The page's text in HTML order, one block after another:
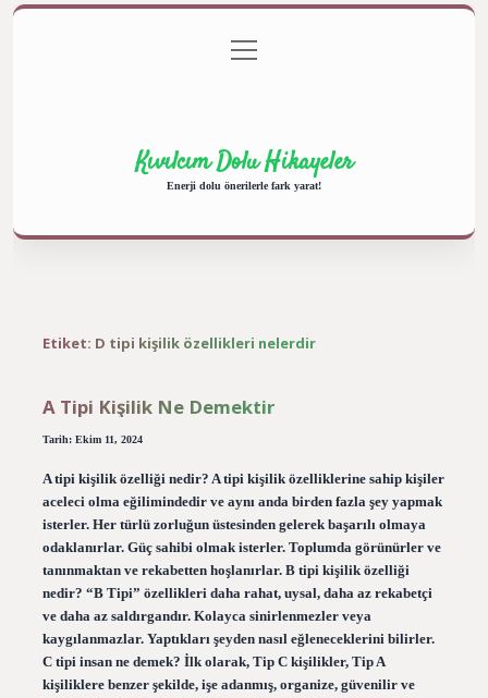
Gizlilik Politikası
menüyü
aç
Kıvılcım Dolu Hikayeler
Enerji dolu önerilerle fark yarat!
Etiket: D tipi kişilik özellikleri nelerdir
A Tipi Kişilik Ne Demektir
Tarih: Ekim 11, 2024
A tipi kişilik özelliği nedir? A tipi kişilik özelliklerine sahip kişiler
aceleci olma eğilimindedir ve aynı anda birden fazla şey yapmak
isterler. Her türlü zorluğun üstesinden gelerek başarılı olmaya
odaklanırlar. Güç sahibi olmak isterler. Toplumda görünürler ve
tanınmaktan ve rekabetten hoşlanırlar. B tipi kişilik özelliği
nedir? “B Tipi” özellikleri daha rahat, uysal, daha az rekabetçi
ve daha az saldırgandır. Kolayca sinirlenmezler veya
kaygılanmazlar. Yaptıkları şeyden nasıl eğleneceklerini bilirler.
C tipi insan ne demek? İlk olarak, Tip C kişilikler, Tip A
kişiliklere benzer şekilde, işe adanmış, organize, güvenilir ve